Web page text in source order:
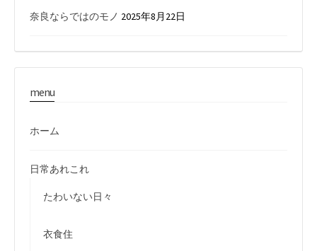
奈良ならではのモノ 2025年8月22日
menu
ホーム
日常あれこれ
たわいない日々
衣食住